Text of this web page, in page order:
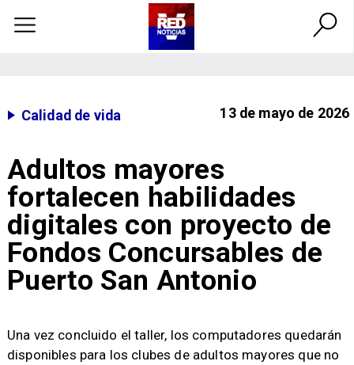
Calidad de vida 13 de mayo de 2026
Adultos mayores
fortalecen habilidades
digitales con proyecto de
Fondos Concursables de
Puerto San Antonio
​​Una vez concluido el taller, los computadores quedarán
disponibles para los clubes de adultos mayores que no